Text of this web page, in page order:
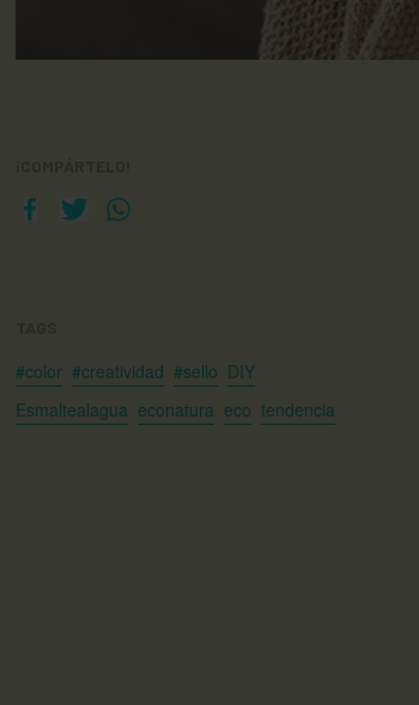
#color #creatividad #sello DIY
Esmaltealagua econatura eco tendencia